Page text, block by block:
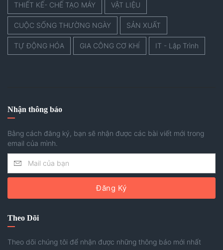
THIẾT KẾ- CHẾ TẠO MÁY VẬT LIỆU
CUỘC SỐNG THƯỜNG NGÀY SẢN XUẤT
TỰ ĐỘNG HÓA GIA CÔNG CƠ KHÍ IT - Lập Trình
Nhận thông báo
Bằng cách đăng ký, bạn sẽ nhận được các bài viết mới trong
email của mình.
Đăng Ký
Theo Dõi
Theo dõi chúng tôi để nhận được những thông báo mới nhất